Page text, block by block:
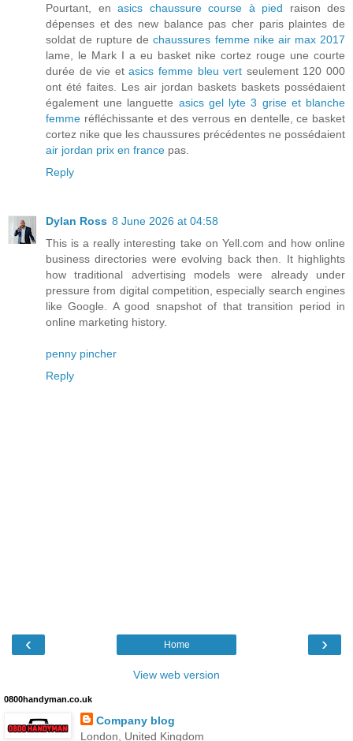
Pourtant, en asics chaussure course à pied raison des
dépenses et des new balance pas cher paris plaintes de
soldat de rupture dechaussures femme nike air max 2017
lame, le Mark I a eu basket nike cortez rouge une courte
durée de vie etasics femme bleu vert seulement 120 000
ont été faites. Les air jordan baskets baskets possédaient
également une languette asics gel lyte 3 grise et blanche
femme réfléchissante et des verrous en dentelle, ce basket
cortez nike que les chaussures précédentes ne possédaient
air jordan prix en france pas.
Reply
Dylan Ross 8 June 2026 at 04:58
This is a really interesting take on Yell.com and how online
business directories were evolving back then. It highlights
how traditional advertising models were already under
pressure from digital competition, especially search engines
like Google. A good snapshot of that transition period in
online marketing history.
penny pincher
Reply
‹ ›
Home
View web version
0800handyman.co.uk
Company blog
London, United Kingdom